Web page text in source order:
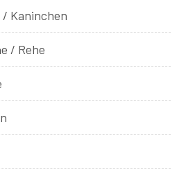
/ Kaninchen
/ Rehe